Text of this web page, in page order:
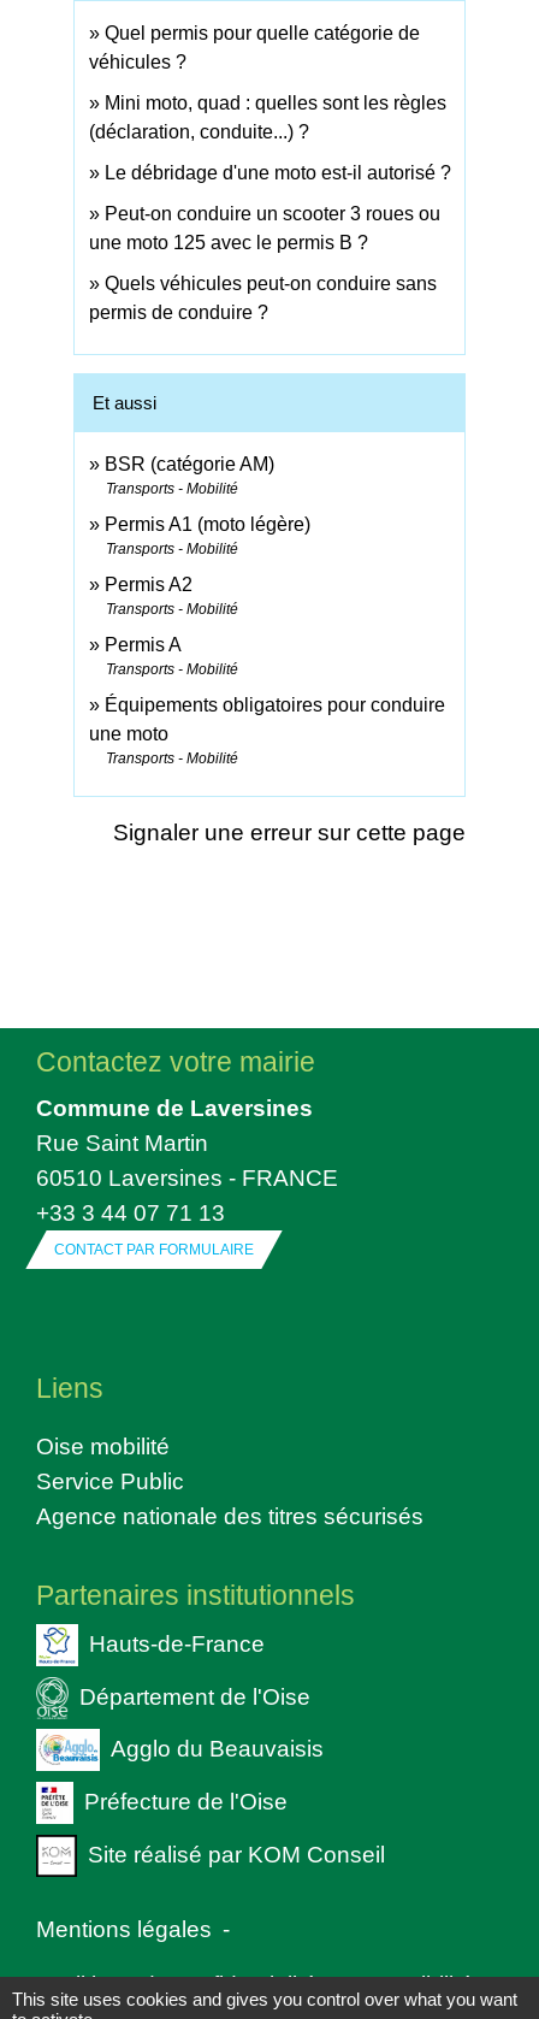
Quel permis pour quelle catégorie de
véhicules ?
Mini moto, quad : quelles sont les règles
(déclaration, conduite...) ?
Le débridage d'une moto est-il autorisé ?
Peut-on conduire un scooter 3 roues ou
une moto 125 avec le permis B ?
Quels véhicules peut-on conduire sans
permis de conduire ?
Et aussi
BSR (catégorie AM)
Transports - Mobilité
Permis A1 (moto légère)
Transports - Mobilité
Permis A2
Transports - Mobilité
Permis A
Transports - Mobilité
Équipements obligatoires pour conduire
une moto
Transports - Mobilité
Signaler une erreur sur cette page
Contactez votre mairie
Commune de Laversines
Rue Saint Martin
60510 Laversines - FRANCE
+33 3 44 07 71 13
CONTACT PAR FORMULAIRE
Liens
Oise mobilité
Service Public
Agence nationale des titres sécurisés
Partenaires institutionnels
Hauts-de-France
Département de l'Oise
Agglo du Beauvaisis
Préfecture de l'Oise
Site réalisé par KOM Conseil
Mentions légales -
Politique de confidentialité - Accessibilité -
This site uses cookies and gives you control over what you want